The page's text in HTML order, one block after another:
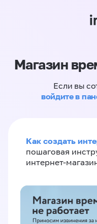
Магазин
Если вы
войдите в
Как создать
пошаговая
интернет-